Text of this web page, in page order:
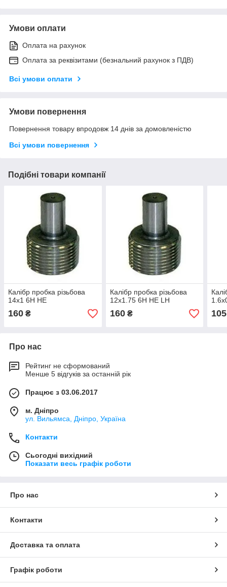
Умови оплати
Оплата на рахунок
Оплата за реквізитами (безнальний рахунок з ПДВ)
Всі умови оплати
Умови повернення
Повернення товару впродовж 14 днів за домовленістю
Всі умови повернення
Подібні товари компанії
Калібр пробка різьбова
14х1 6Н НЕ
160 ₴
Калібр пробка різьбова
12х1.75 6Н НЕ LH
160₴ 105
Про нас
Рейтинг не сформований
Менше 5 відгуків за останній рік
Працює з 03.06.2017
м. Дніпро
ул. Вильямса, Дніпро, Україна
Контакти
Сьогодні вихідний
Показати весь графік роботи
Про нас
Контакти
Доставка та оплата
Графік роботи